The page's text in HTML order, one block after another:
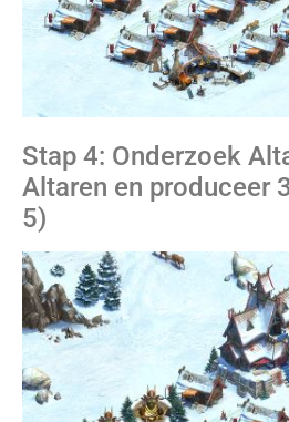
Stap 4: Onderzoek
Altaren en produceer
5)